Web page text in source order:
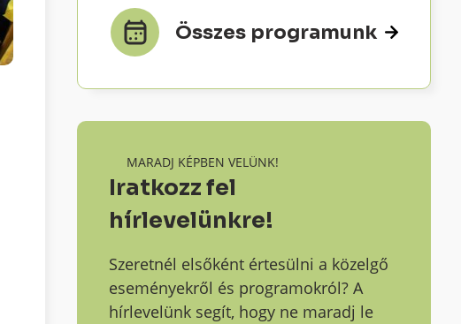
Összes programunk
MARADJ KÉPBEN VELÜNK!
Iratkozz fel
hírlevelünkre!
Szeretnél elsőként értesülni a közelgő
eseményekről és programokról? A
hírlevelünk segít, hogy ne maradj le